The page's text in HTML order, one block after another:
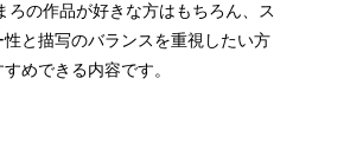
ろの作品が好きな方はもちろん、ス
性と描写のバランスを重視したい方
めできる内容です。